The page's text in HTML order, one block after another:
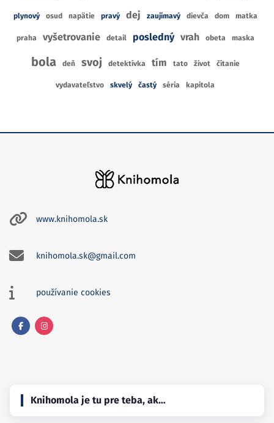
plynový osud napätie pravý dej zaujímavý dievča dom matka
praha vyšetrovanie detail posledný vrah obeta maska
bola deň svoj detektívka tím tato život čítanie
vydavateľstvo skvelý častý séria kapitola
www.knihomola.sk
knihomola.sk@gmail.com
používanie cookies
Knihomola je tu pre teba, ak…